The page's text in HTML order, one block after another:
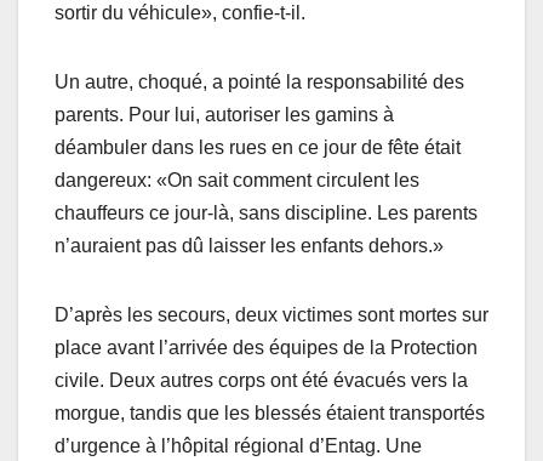
sortir du véhicule», confie-t-il.
Un autre, choqué, a pointé la responsabilité des
parents. Pour lui, autoriser les gamins à
déambuler dans les rues en ce jour de fête était
dangereux: «On sait comment circulent les
chauffeurs ce jour-là, sans discipline. Les parents
n’auraient pas dû laisser les enfants dehors.»
D’après les secours, deux victimes sont mortes sur
place avant l’arrivée des équipes de la Protection
civile. Deux autres corps ont été évacués vers la
morgue, tandis que les blessés étaient transportés
d’urgence à l’hôpital régional d’Entag. Une